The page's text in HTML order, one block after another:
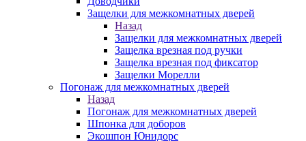
Защелки для межкомнатных дверей
Назад
Защелки для межкомнатных дверей
Защелка врезная под ручки
Защелка врезная под фиксатор
Защелки Морелли
Погонаж для межкомнатных дверей
Назад
Погонаж для межкомнатных дверей
Шпонка для доборов
Экошпон Юнидорс